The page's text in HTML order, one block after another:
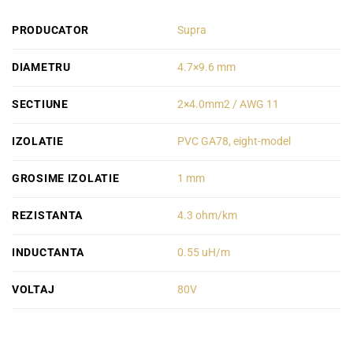
PRODUCATOR Supra
DIAMETRU 4.7×9.6 mm
SECTIUNE 2×4.0mm2 / AWG 11
IZOLATIE PVC GA78, eight-model
GROSIME IZOLATIE 1 mm
REZISTANTA 4.3 ohm/km
INDUCTANTA 0.55 uH/m
VOLTAJ 80V